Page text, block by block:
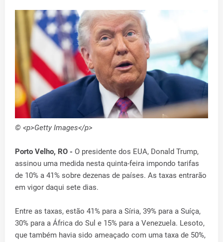
© <p>Getty Images</p>
Porto Velho, RO - O presidente dos EUA, Donald Trump,
assinou uma medida nesta quinta-feira impondo tarifas
de 10% a 41% sobre dezenas de países. As taxas entrarão
em vigor daqui sete dias.
Entre as taxas, estão 41% para a Síria, 39% para a Suíça,
30% para a África do Sul e 15% para a Venezuela. Lesoto,
que também havia sido ameaçado com uma taxa de 50%,